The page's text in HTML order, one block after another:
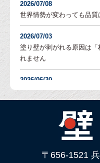
2026/07/08
世界情勢が変わっても品質
2026/07/03
塗り壁が剥がれる原因は
れません
2026/06/30
塗り壁の「吸水調整」と
下地処理を解説
「土壁」と「漆喰」 仕上
2026/05/29〒656-1521